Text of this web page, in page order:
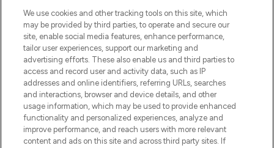
Bądź pierwszą osobą, która dowie się o
najnowszych produktach, od niszowych i
uznanych marek, sezonowych trendach i
otrzyma ekskluzywne artykuły redakcyjne
z Sunday Supplement.
Zgoda na pliki cookie
Do Not Sell or Share My Personal
We use cookies and other tracking tools on this site, which
may be provided by third parties, to operate and secure our
site, enable social media features, enhance performance,
tailor user experiences, support our marketing and
advertising efforts. These also enable us and third parties to
access and record user and activity data, such as IP
addresses and online identifiers, referring URLs, searches
and interactions, browser and device details, and other
usage information, which may be used to provide enhanced
functionality and personalized experiences, analyze and
improve performance, and reach users with more relevant
content and ads on this site and across third party sites. If